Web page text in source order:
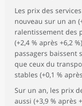
Les prix des
nouveau sur un an
ralentissement des
(+2,4 % après +6,2
passagers baissent
que ceux du
stables (+0,1 %
Sur un an, les prix
aussi (+3,9 % après